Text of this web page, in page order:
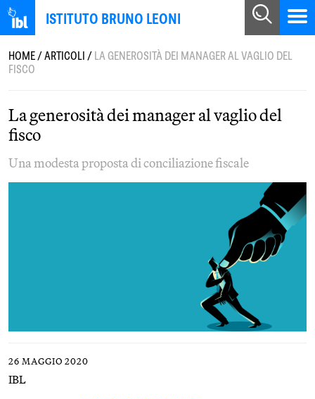
ISTITUTO BRUNO LEONI
HOME/ARTICOLI/LA GENEROSITÀ DEI MANAGER AL VAGLIO DEL
FISCO
La generosità dei manager al vaglio del
fisco
Una modesta proposta di conciliazione fiscale
26 MAGGIO 2020
IBL